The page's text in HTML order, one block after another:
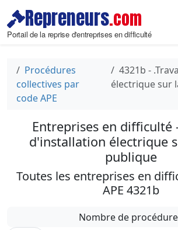
Repreneurs.com
Portail de la reprise d'entreprises en difficulté
Procédures
collectives par
code APE
4321b -
électrique sur
Entreprises en difficulté
d'installation électrique
publique
Toutes les entreprises en
APE 4321b
Nombre de